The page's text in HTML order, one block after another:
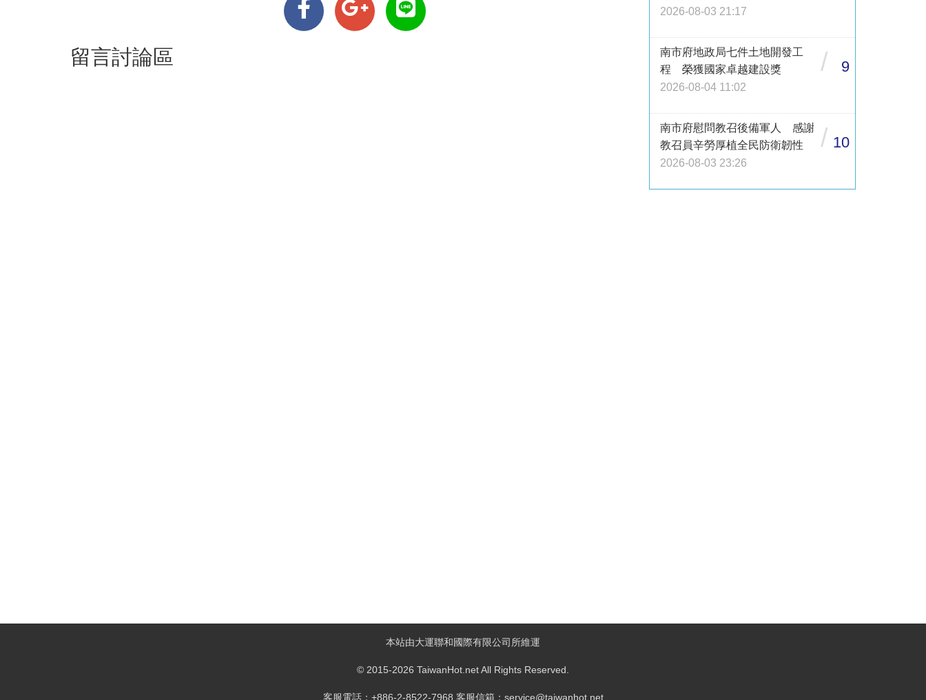
留言討論區
2026-08-03 21:17
南市府地政局七件土地開發工
程 榮獲國家卓越建設獎
2026-08-04 11:02
/ 9
南市府慰問教召後備軍人 感謝
教召員辛勞厚植全民防衛韌性
2026-08-03 23:26
/ 10
本站由大運聯和國際有限公司所維運
© 2015-2026 TaiwanHot.net All Rights Reserved.
客服電話：+886-2-8522-7968 客服信箱：service@taiwanhot.net